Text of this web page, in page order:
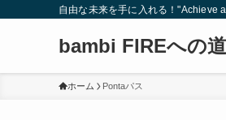
自由な未来を手に入れる！"Achieve
bambi FIREへの
ホーム Pontaパス